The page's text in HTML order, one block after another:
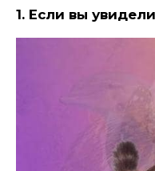
1. Если вы